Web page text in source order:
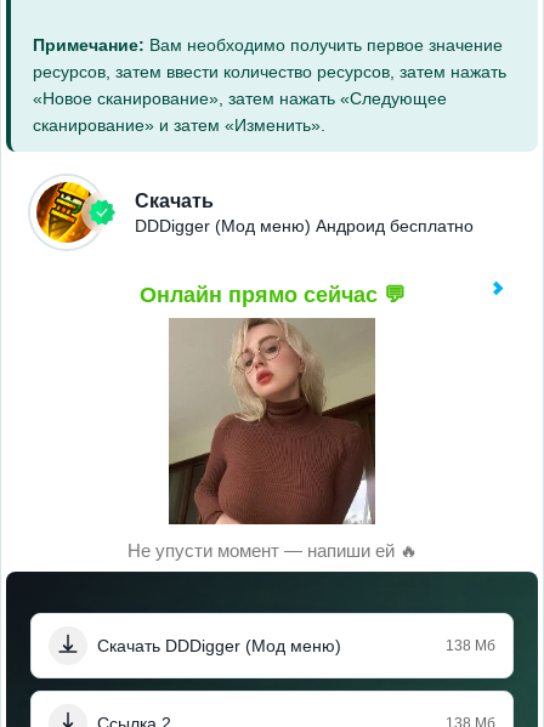
Примечание: Вам необходимо получить первое значение
ресурсов, затем ввести количество ресурсов, затем нажать
«Новое сканирование», затем нажать «Следующее
сканирование» и затем «Изменить».
Скачать
DDDigger (Мод меню) Андроид бесплатно
Онлайн прямо сейчас 💬
Не упусти момент — напиши ей 🔥
Скачать DDDigger (Мод меню) 138 Мб
Ссылка 2 138 Мб